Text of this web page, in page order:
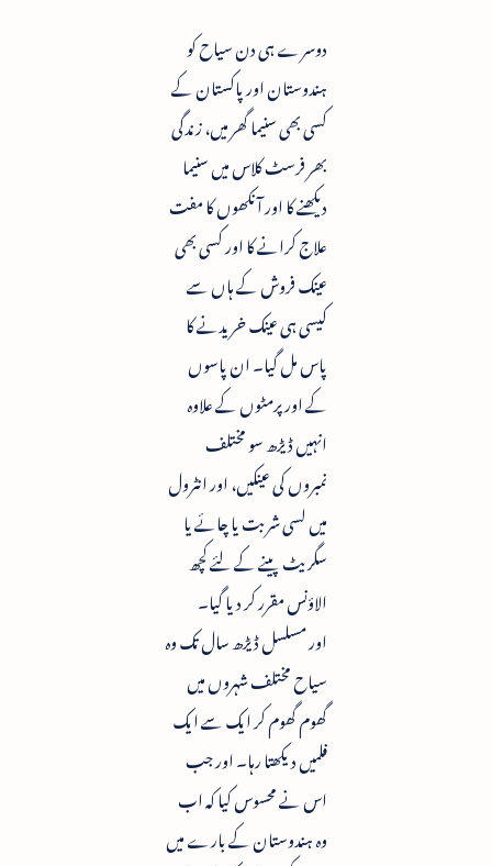
دوسرے ہی دن سیاح کو
ہندوستان اور پاکستان کے
کسی بھی سنیما گھر میں، زندگی
بھر فرسٹ کلاس میں سنیما
دیکھنے کا اور آنکھوں کا مفت
علاج کرانے کا اور کسی بھی
عینک فروش کے ہاں سے
کیسی ہی عینک خریدنے کا
پاس مل گیا۔ ان پاسوں
کے اور پرمٹوں کے علاوہ
انہیں ڈیڑھ سو مختلف
نمبروں کی عینکیں، اور انٹرول
میں لسی شربت یا چائے یا
سگریٹ پینے کے لئے کچھ
الاؤنس مقرر کر دیا گیا۔
اور مسلسل ڈیڑھ سال تک وہ
سیاح مختلف شہروں میں
گھوم گھوم کر ایک سے ایک
فلمیں دیکھتا رہا۔ اور جب
اس نے محسوس کیا کہ اب
وہ ہندوستان کے بارے میں